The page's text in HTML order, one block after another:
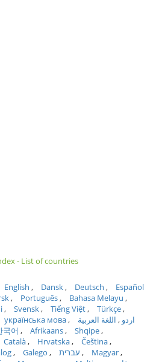
- List of countries
English Dansk Deutsch
Español
Português
Bahasa Melayu
Svensk Tiếng Việt
Türkçe
українська мова اردو
اللغة العربية
국어 Afrikaans
Shqipe
Català Hrvatska
Čeština
Galego עברית
Magyar